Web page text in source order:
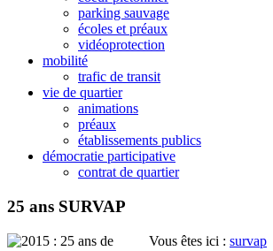
parking sauvage
écoles et préaux
vidéoprotection
mobilité
trafic de transit
vie de quartier
animations
préaux
établissements publics
démocratie participative
contrat de quartier
25 ans SURVAP
Vous êtes ici : survap